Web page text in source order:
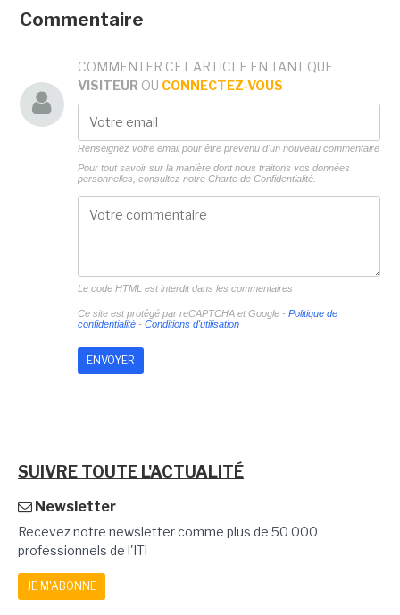
Commentaire
COMMENTER CET ARTICLE EN TANT QUE
VISITEUR OU CONNECTEZ-VOUS
Renseignez votre email pour être prévenu d'un nouveau commentaire
Pour tout savoir sur la manière dont nous traitons vos données
personnelles, consultez notre Charte de Confidentialité.
Le code HTML est interdit dans les commentaires
Ce site est protégé par reCAPTCHA et Google - Politique de
confidentialité- Conditions d'utilisation
SUIVRE TOUTE L'ACTUALITÉ
Newsletter
Recevez notre newsletter comme plus de 50 000
professionnels de l'IT!
JE M'ABONNE